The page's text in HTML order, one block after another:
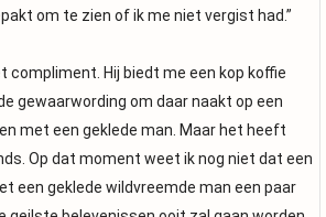
om te zien of ik me niet vergist had.”
compliment. Hij biedt me een kop koffie
gewaarwording om daar naakt op een
met een geklede man. Maar het heeft
Op dat moment weet ik nog niet dat een
een geklede wildvreemde man een paar